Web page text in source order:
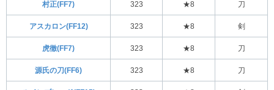
村正(FF7) 323 ★8 刀
アスカロン(FF12) 323 ★8 剣
虎徹(FF7) 323 ★8 刀
源氏の刀(FF6) 323 ★8 刀